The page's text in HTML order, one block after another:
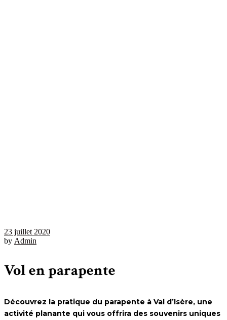
23 juillet 2020
by Admin
Vol en parapente
Découvrez la pratique du parapente à Val d’Isère, une
activité planante qui vous offrira des souvenirs uniques